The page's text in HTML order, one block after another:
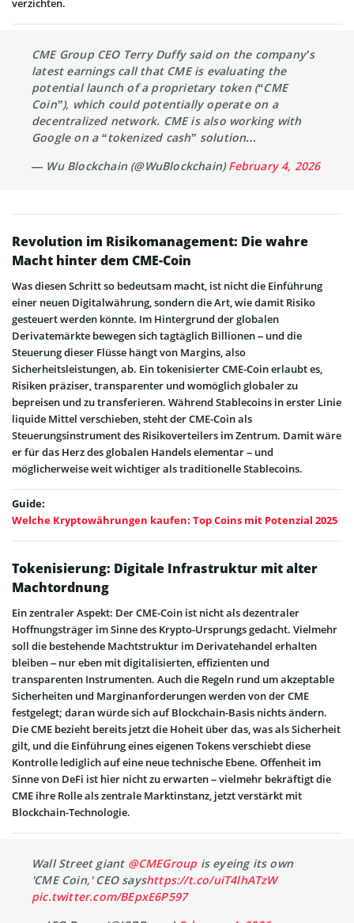
verzichten.
CME Group CEO Terry Duffy said on the company’s
latest earnings call that CME is evaluating the
potential launch of a proprietary token (“CME
Coin”), which could potentially operate on a
decentralized network. CME is also working with
Google on a “tokenized cash” solution…
— Wu Blockchain (@WuBlockchain)February 4, 2026
Revolution im Risikomanagement: Die wahre
Macht hinter dem CME-Coin
Was diesen Schritt so bedeutsam macht, ist nicht die Einführung
einer neuen Digitalwährung, sondern die Art, wie damit Risiko
gesteuert werden könnte. Im Hintergrund der globalen
Derivatemärkte bewegen sich tagtäglich Billionen – und die
Steuerung dieser Flüsse hängt von Margins, also
Sicherheitsleistungen, ab. Ein tokenisierter CME-Coin erlaubt es,
Risiken präziser, transparenter und womöglich globaler zu
bepreisen und zu transferieren. Während Stablecoins in erster Linie
liquide Mittel verschieben, steht der CME-Coin als
Steuerungsinstrument des Risikoverteilers im Zentrum. Damit wäre
er für das Herz des globalen Handels elementar – und
möglicherweise weit wichtiger als traditionelle Stablecoins.
Guide:
Welche Kryptowährungen kaufen: Top Coins mit Potenzial 2025
Tokenisierung: Digitale Infrastruktur mit alter
Machtordnung
Ein zentraler Aspekt: Der CME-Coin ist nicht als dezentraler
Hoffnungsträger im Sinne des Krypto-Ursprungs gedacht. Vielmehr
soll die bestehende Machtstruktur im Derivatehandel erhalten
bleiben – nur eben mit digitalisierten, effizienten und
transparenten Instrumenten. Auch die Regeln rund um akzeptable
Sicherheiten und Marginanforderungen werden von der CME
festgelegt; daran würde sich auf Blockchain-Basis nichts ändern.
Die CME bezieht bereits jetzt die Hoheit über das, was als Sicherheit
gilt, und die Einführung eines eigenen Tokens verschiebt diese
Kontrolle lediglich auf eine neue technische Ebene. Offenheit im
Sinne von DeFi ist hier nicht zu erwarten – vielmehr bekräftigt die
CME ihre Rolle als zentrale Marktinstanz, jetzt verstärkt mit
Blockchain-Technologie.
Wall Street giant @CMEGroupis eyeing its own
'CME Coin,' CEO sayshttps://t.co/uiT4lhATzW
pic.twitter.com/BEpxE6P597